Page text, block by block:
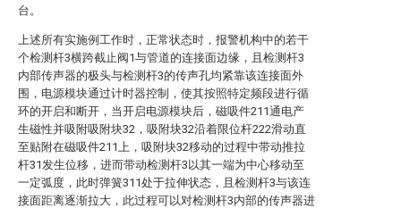
台。
上述所有实施例工作时，正常状态时，报警机构中的若干
个检测杆3横跨截止阀1与管道的连接面边缘，且检测杆3
内部传声器的极头与检测杆3的传声孔均紧靠该连接面外
围，电源模块通过计时器控制，使其按照特定频段进行循
环的开启和断开，当开启电源模块后，磁吸件211通电产
生磁性并吸附吸附块32，吸附块32沿着限位杆222滑动直
至贴附在磁吸件211上，吸附块32移动的过程中带动推拉
杆31发生位移，进而带动检测杆3以其一端为中心移动至
一定弧度，此时弹簧311处于拉伸状态，且检测杆3与该连
接面距离逐渐拉大，此过程可以对检测杆3内部的传声器进